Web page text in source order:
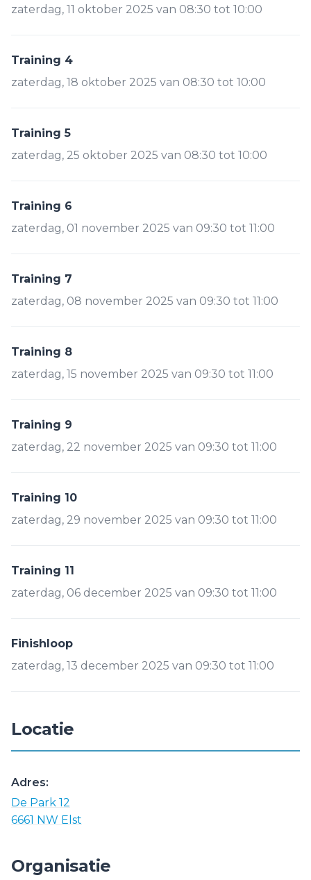
zaterdag, 11 oktober 2025 van 08:30 tot 10:00
Training 4
zaterdag, 18 oktober 2025 van 08:30 tot 10:00
Training 5
zaterdag, 25 oktober 2025 van 08:30 tot 10:00
Training 6
zaterdag, 01 november 2025 van 09:30 tot 11:00
Training 7
zaterdag, 08 november 2025 van 09:30 tot 11:00
Training 8
zaterdag, 15 november 2025 van 09:30 tot 11:00
Training 9
zaterdag, 22 november 2025 van 09:30 tot 11:00
Training 10
zaterdag, 29 november 2025 van 09:30 tot 11:00
Training 11
zaterdag, 06 december 2025 van 09:30 tot 11:00
Finishloop
zaterdag, 13 december 2025 van 09:30 tot 11:00
Locatie
Adres:
De Park 12
6661 NW Elst
Organisatie